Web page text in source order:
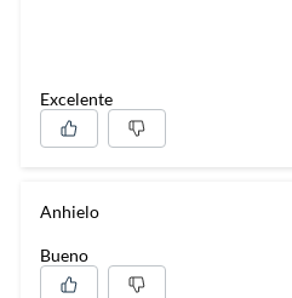
Excelente
Anhielo
Bueno